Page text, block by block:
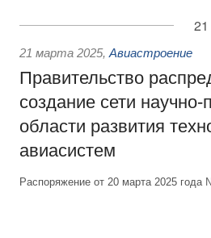
21 марта 2025, Авиастроение
Правительство
создание сети
области развития
авиасистем
Распоряжение от 20 марта 2025 года